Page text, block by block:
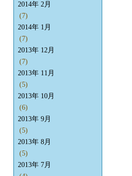
2014年 2月
(7)
2014年 1月
(7)
2013年 12月
(7)
2013年 11月
(5)
2013年 10月
(6)
2013年 9月
(5)
2013年 8月
(5)
2013年 7月